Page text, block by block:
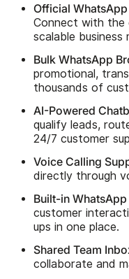
Official
Connect with the
scalable business
Bulk WhatsApp
promotional,
thousands of
AI-Powered
qualify leads,
24/7 customer
Voice Calling
directly through
Built-in WhatsApp
customer
ups in one place.
Shared Team
collaborate and